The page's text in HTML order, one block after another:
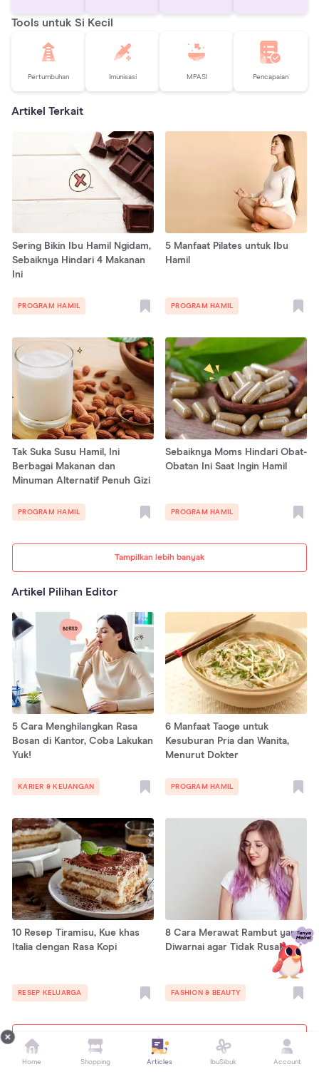
Tools untuk Si Kecil
Pertumbuhan Imunisasi MPASI Pencapaian
Artikel Terkait
Tampilkan lebih banyak
Sering Bikin Ibu Hamil Ngidam,
Sebaiknya Hindari 4 Makanan
Ini
PROGRAM HAMIL
5 Manfaat Pilates untuk Ibu
Hamil
PROGRAM HAMIL
Tak Suka Susu Hamil, Ini
Berbagai Makanan dan
Minuman Alternatif Penuh Gizi
PROGRAM HAMIL
Sebaiknya Moms Hindari Obat-
Obatan Ini Saat Ingin Hamil
PROGRAM HAMIL
Artikel Pilihan Editor
Tampilkan lebih banyak
5 Cara Menghilangkan Rasa
Bosan di Kantor, Coba Lakukan
Yuk!
KARIER & KEUANGAN
6 Manfaat Taoge untuk
Kesuburan Pria dan Wanita,
Menurut Dokter
PROGRAM HAMIL
10 Resep Tiramisu, Kue khas
Italia dengan Rasa Kopi
RESEP KELUARGA
8 Cara Merawat Rambut yang
Diwarnai agar Tidak Rusak
FASHION & BEAUTY
Home Shopping Articles IbuSibuk Account